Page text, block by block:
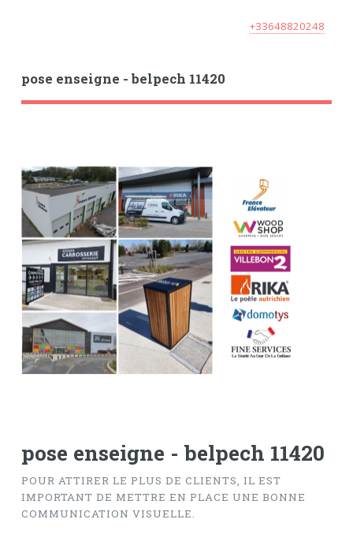
pose enseigne - belpech 11420
+33648820248
pose enseigne - belpech 11420
POUR ATTIRER LE PLUS DE CLIENTS, IL EST
IMPORTANT DE METTRE EN PLACE UNE BONNE
COMMUNICATION VISUELLE.